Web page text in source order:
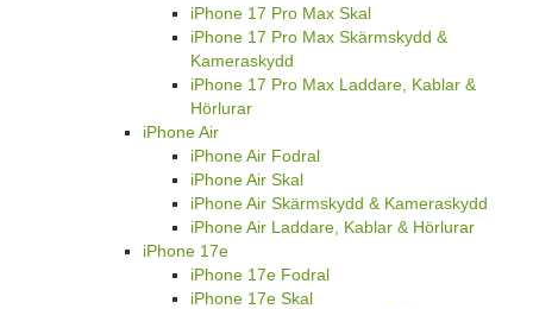
iPhone 17 Pro Max Skal
iPhone 17 Pro Max Skärmskydd &
Kameraskydd
iPhone 17 Pro Max Laddare, Kablar &
Hörlurar
iPhone Air
iPhone Air Fodral
iPhone Air Skal
iPhone Air Skärmskydd & Kameraskydd
iPhone Air Laddare, Kablar & Hörlurar
iPhone 17e
iPhone 17e Fodral
iPhone 17e Skal